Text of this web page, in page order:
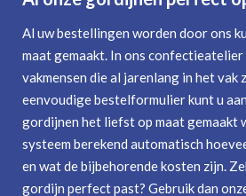
Al uw bestellingen worden door ons
maat gemaakt. In ons
vakmensen die al jarenlang in het vak
eenvoudige bestelformulier kunt u
gordijnen het liefst op maat gemaakt
systeem berekend automatisch
en wat de bijbehorende kosten zijn.
gordijn perfect past? Gebruik dan